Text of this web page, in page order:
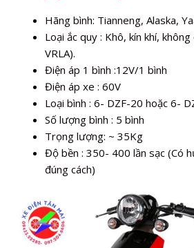
Hãng bình: Tianneng, Alaska,
Loại ắc quy : Khô, kín khí,
VRLA).
Điện áp 1 bình :12V/1 bình
Điện áp xe : 60V
Loại bình : 6- DZF-20 hoặc 6-
Số lượng bình : 5 bình
Trọng lượng: ~ 35Kg
Độ bền : 350- 400 lần sạc (Có
đúng cách)